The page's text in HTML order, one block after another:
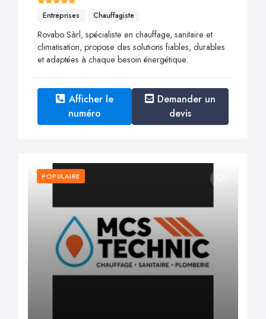
Entreprises Chauffagiste
Rovabo Sàrl, spécialiste en chauffage, sanitaire et
climatisation, propose des solutions fiables, durables
et adaptées à chaque besoin énergétique.
Afficher le
numéro
Demander un
devis
POPULAIRE